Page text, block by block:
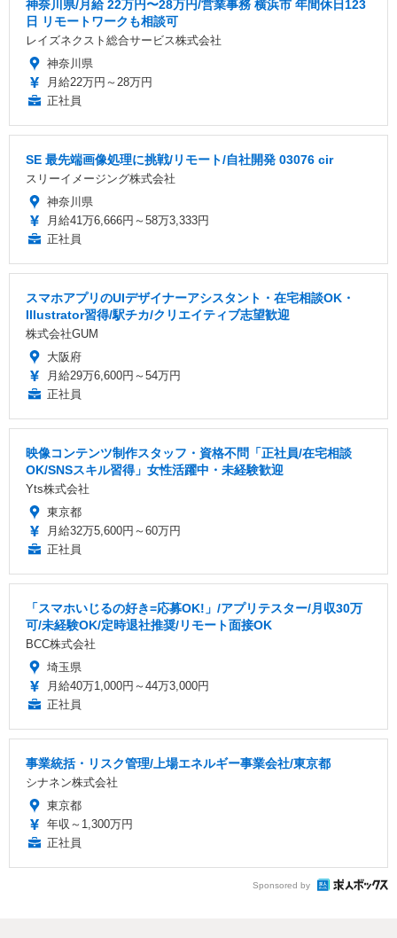
神奈川県/月給 22万円〜28万円/営業事務 横浜市 年間休日123
日 リモートワークも相談可
レイズネクスト総合サービス株式会社
神奈川県
月給22万円～28万円
正社員
SE 最先端画像処理に挑戦/リモート/自社開発 03076 cir
スリーイメージング株式会社
神奈川県
月給41万6,666円～58万3,333円
正社員
スマホアプリのUIデザイナーアシスタント・在宅相談OK・
Illustrator習得/駅チカ/クリエイティブ志望歓迎
株式会社GUM
大阪府
月給29万6,600円～54万円
正社員
映像コンテンツ制作スタッフ・資格不問「正社員/在宅相談
OK/SNSスキル習得」女性活躍中・未経験歓迎
Yts株式会社
東京都
月給32万5,600円～60万円
正社員
「スマホいじるの好き=応募OK!」/アプリテスター/月収30万
可/未経験OK/定時退社推奨/リモート面接OK
BCC株式会社
埼玉県
月給40万1,000円～44万3,000円
正社員
事業統括・リスク管理/上場エネルギー事業会社/東京都
シナネン株式会社
東京都
年収～1,300万円
正社員
Sponsored by